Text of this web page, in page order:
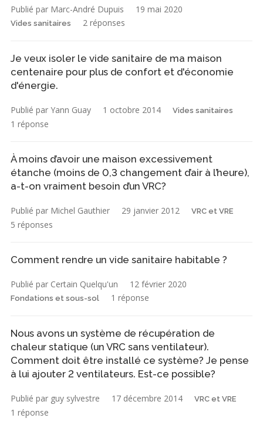
Publié par Marc-André Dupuis 19 mai 2020
Vides sanitaires 2 réponses
Je veux isoler le vide sanitaire de ma maison
centenaire pour plus de confort et d'économie
d'énergie.
Publié par Yann Guay 1 octobre 2014 Vides sanitaires
1 réponse
À moins d’avoir une maison excessivement
étanche (moins de 0,3 changement d’air à l’heure),
a-t-on vraiment besoin d’un VRC?
Publié par Michel Gauthier 29 janvier 2012 VRC et VRE
5 réponses
Comment rendre un vide sanitaire habitable ?
Publié par Certain Quelqu'un 12 février 2020
Fondations et sous-sol 1 réponse
Nous avons un système de récupération de
chaleur statique (un VRC sans ventilateur).
Comment doit être installé ce système? Je pense
à lui ajouter 2 ventilateurs. Est-ce possible?
Publié par guy sylvestre 17 décembre 2014 VRC et VRE
1 réponse